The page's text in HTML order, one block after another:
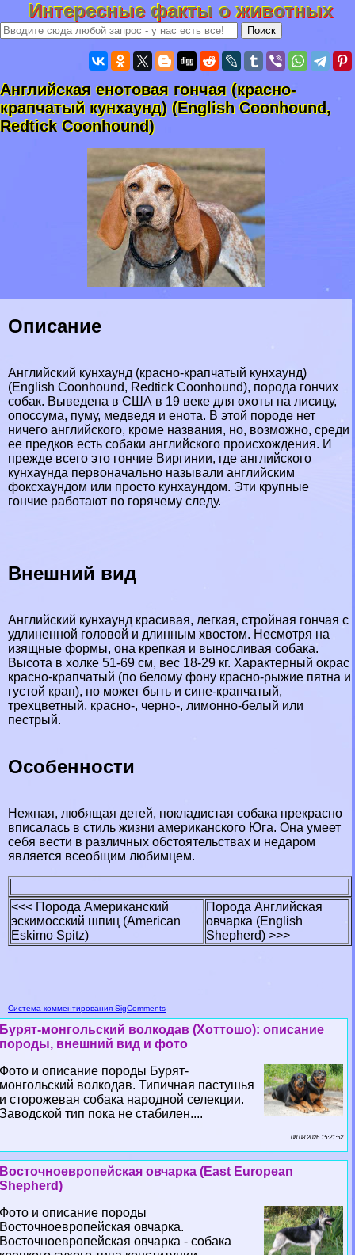
Интересные факты о животных
Английская енотовая гончая (красно-
крапчатый кунхаунд) (English Coonhound,
Redtick Coonhound)
Описание
Английский кунхаунд (красно-крапчатый кунхаунд)
(English Coonhound, Redtick Coonhound), порода гончих
собак. Выведена в США в 19 веке для охоты на лисицу,
опоссума, пуму, медведя и енота. В этой породе нет
ничего английского, кроме названия, но, возможно, среди
ее предков есть собаки английского происхождения. И
прежде всего это гончие Виргинии, где английского
кунхаунда первоначально называли английским
фоксхаундом или просто кунхаундом. Эти крупные
гончие работают по горячему следу.
Внешний вид
Английский кунхаунд красивая, легкая, стройная гончая с
удлиненной головой и длинным хвостом. Несмотря на
изящные формы, она крепкая и выносливая собака.
Высота в холке 51-69 см, вес 18-29 кг. Хаpaктерный окрас
красно-крапчатый (по белому фону красно-рыжие пятна и
густой крап), но может быть и сине-крапчатый,
трехцветный, красно-, черно-, лимонно-белый или
пестрый.
Особенности
Нежная, любящая детей, покладистая собака прекрасно
вписалась в стиль жизни американского Юга. Она умеет
себя вести в различных обстоятельствах и недаром
является всеобщим любимцем.
<<< Порода Американский
эскимосский шпиц (American
Eskimo Spitz)
Порода Английская
овчарка (English
Shepherd) >>>
Система комментирования SigComments
Бурят-монгольский волкодав (Хоттошо): описание
породы, внешний вид и фото
Фото и описание породы Бурят-
монгольский волкодав. Типичная пастушья
и сторожевая собака народной селекции.
Заводской тип пока не стабилен....
08 08 2026 15:21:52
Восточноевропейская овчарка (East European
Shepherd)
Фото и описание породы
Восточноевропейская овчарка.
Восточноевропейская овчарка - собака